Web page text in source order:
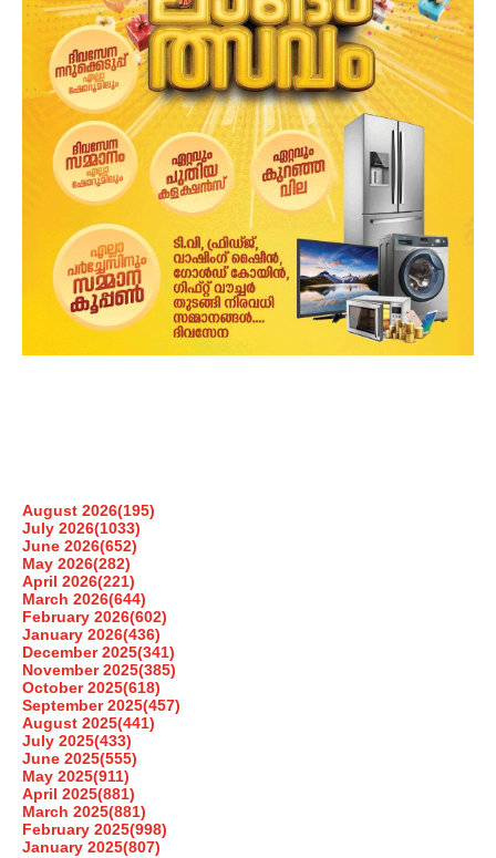
August 2026(195)
July 2026(1033)
June 2026(652)
May 2026(282)
April 2026(221)
March 2026(644)
February 2026(602)
January 2026(436)
December 2025(341)
November 2025(385)
October 2025(618)
September 2025(457)
August 2025(441)
July 2025(433)
June 2025(555)
May 2025(911)
April 2025(881)
March 2025(881)
February 2025(998)
January 2025(807)